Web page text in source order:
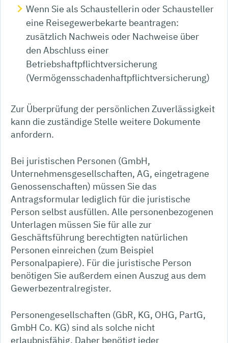
Wenn Sie als Schaustellerin oder Schausteller
eine Reisegewerbekarte beantragen:
zusätzlich Nachweis oder Nachweise über
den Abschluss einer
Betriebshaftpflichtversicherung
(Vermögensschadenhaftpflichtversicherung)
Zur Überprüfung der persönlichen Zuverlässigkeit
kann die zuständige Stelle weitere Dokumente
anfordern.
Bei juristischen Personen (GmbH,
Unternehmensgesellschaften, AG, eingetragene
Genossenschaften) müssen Sie das
Antragsformular lediglich für die juristische
Person selbst ausfüllen. Alle personenbezogenen
Unterlagen müssen Sie für alle zur
Geschäftsführung berechtigten natürlichen
Personen einreichen (zum Beispiel
Personalpapiere). Für die juristische Person
benötigen Sie außerdem einen Auszug aus dem
Gewerbezentralregister.
Personengesellschaften (GbR, KG, OHG, PartG,
GmbH Co. KG) sind als solche nicht
erlaubnisfähig. Daher benötigt jeder